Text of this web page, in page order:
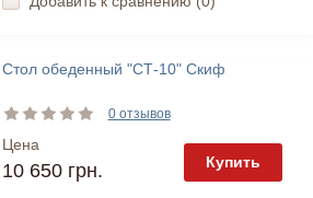
Стол обеденный "СТ-10" Скиф
0 отзывов
Цена
10 650 грн. Купить